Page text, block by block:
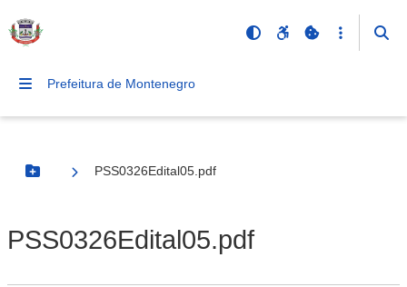
Prefeitura de Montenegro
Botão Menu
PSS0326Edital05.pdf
PSS0326Edital05.pdf